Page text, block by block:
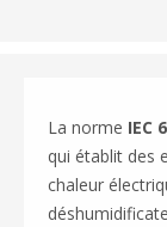
La norme IEC
qui établit des
chaleur